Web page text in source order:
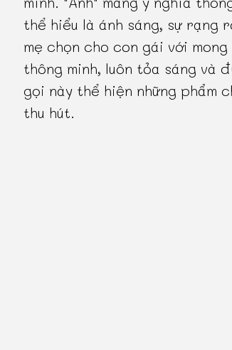
thể hiểu là ánh sáng, sự rạng
mẹ chọn cho con gái với
thông minh, luôn tỏa sáng và
gọi này thể hiện những phẩm
thu hút.